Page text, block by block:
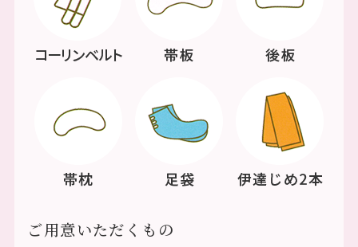
ご用意いただくもの